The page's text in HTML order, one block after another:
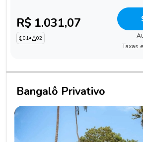
R$ 1.031,07
01• 02
Taxas
Bangalô Privativo